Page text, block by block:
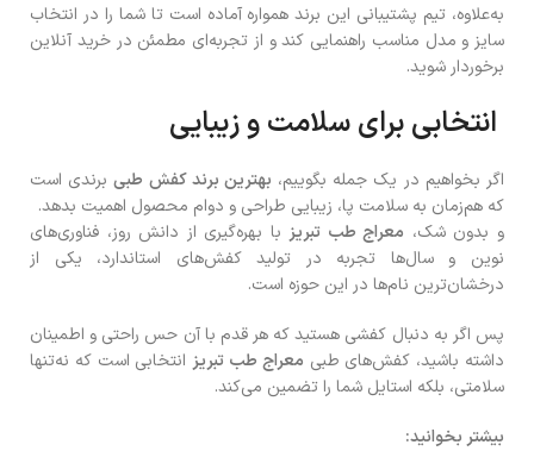
به‌علاوه، تیم پشتیبانی این برند همواره آماده است تا شما را در انتخاب
سایز و مدل مناسب راهنمایی کند و از تجربه‌ای مطمئن در خرید آنلاین
برخوردار شوید.
انتخابی برای سلامت و زیبایی
اگر بخواهیم در یک جمله بگوییم، بهترین برند کفش طبیبرندی است
که هم‌زمان به سلامت پا، زیبایی طراحی و دوام محصول اهمیت بدهد.
و بدون شک، معراج طب تبریز با بهره‌گیری از دانش روز، فناوری‌های
نوین و سال‌ها تجربه در تولید کفش‌های استاندارد، یکی از
درخشان‌ترین نام‌ها در این حوزه است.
پس اگر به دنبال کفشی هستید که هر قدم با آن حس راحتی و اطمینان
داشته باشید، کفش‌های طبی معراج طب تبریز انتخابی است که نه‌تنها
سلامتی، بلکه استایل شما را تضمین می‌کند.
بیشتر بخوانید: